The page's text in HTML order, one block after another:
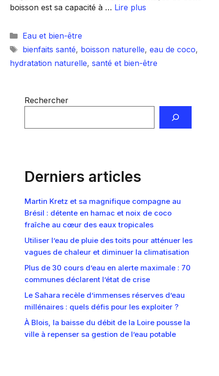
boisson est sa capacité à … Lire plus
Catégories
Eau et bien-être
Étiquettes
bienfaits santé, boisson naturelle, eau de coco,
hydratation naturelle, santé et bien-être
Rechercher
Derniers articles
Martin Kretz et sa magnifique compagne au
Brésil : détente en hamac et noix de coco
fraîche au cœur des eaux tropicales
Utiliser l’eau de pluie des toits pour atténuer les
vagues de chaleur et diminuer la climatisation
Plus de 30 cours d’eau en alerte maximale : 70
communes déclarent l’état de crise
Le Sahara recèle d’immenses réserves d’eau
millénaires : quels défis pour les exploiter ?
À Blois, la baisse du débit de la Loire pousse la
ville à repenser sa gestion de l’eau potable